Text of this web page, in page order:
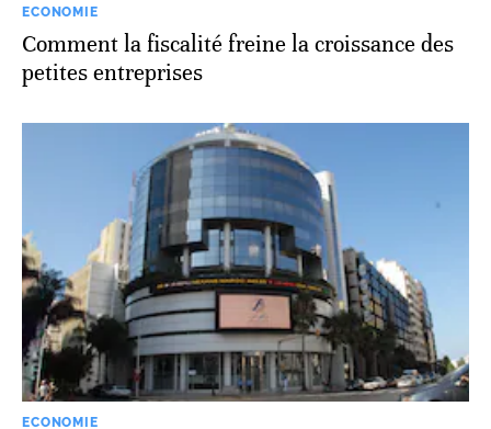
ECONOMIE
Comment la fiscalité freine la croissance des
petites entreprises
ECONOMIE